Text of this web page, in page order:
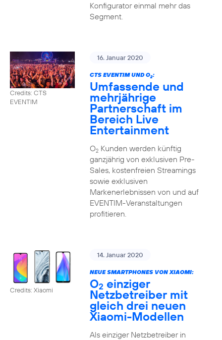
Konfigurator einmal mehr das
Segment.
Credits: CTS
EVENTIM
16. Januar 2020
CTS EVENTIM UND O2:
Umfassende und
mehrjährige
Partnerschaft im
Bereich Live
Entertainment
O2Kunden werden künftig
ganzjährig von exklusiven Pre-
Sales, kostenfreien Streamings
sowie exklusiven
Markenerlebnissen von und auf
EVENTIM-Veranstaltungen
profitieren.
Credits: Xiaomi
14. Januar 2020
NEUE SMARTPHONES VON XIAOMI:
O2 einziger
Netzbetreiber mit
gleich drei neuen
Xiaomi-Modellen
Als einziger Netzbetreiber in